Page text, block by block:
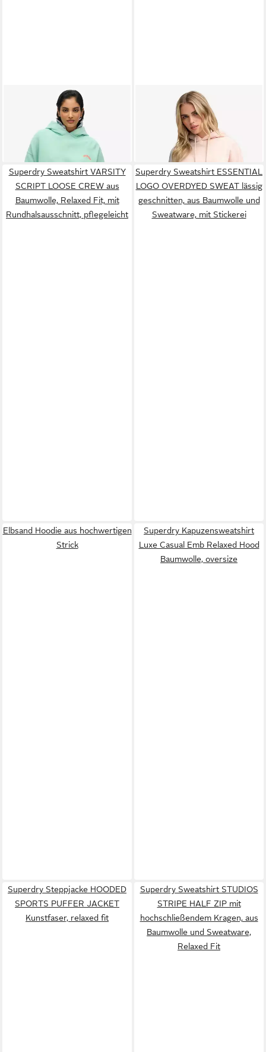
Kapuzensweatshirt
ESSENTIAL LOGO GD
HOODIE
UVP 64,99 €
SUPERDRY
Kapuzensweatshirt
SIGNATURE EMB HOOD
Baumwollmischung, relaxed fit
ab 61,99 €
Superdry Sweatshirt VARSITY
SCRIPT LOOSE CREW aus
Baumwolle, Relaxed Fit, mit
Rundhalsausschnitt, pflegeleicht
Superdry Sweatshirt ESSENTIAL
LOGO OVERDYED SWEAT lässig
geschnitten, aus Baumwolle und
Sweatware, mit Stickerei
Elbsand Hoodie aus hochwertigen
Strick
Superdry Kapuzensweatshirt
Luxe Casual Emb Relaxed Hood
Baumwolle, oversize
Superdry Steppjacke HOODED
SPORTS PUFFER JACKET
Kunstfaser, relaxed fit
Superdry Sweatshirt STUDIOS
STRIPE HALF ZIP mit
hochschließendem Kragen, aus
Baumwolle und Sweatware,
Relaxed Fit